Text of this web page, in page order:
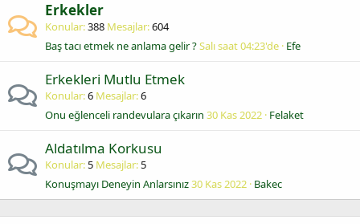
Erkekler
Konular 388 Mesajlar 604
Baş tacı etmek ne anlama gelir ?Salı saat 04:23'de Efe
Erkekleri Mutlu Etmek
Konular 6 Mesajlar 6
Onu eğlenceli randevulara çıkarın 30 Kas 2022 Felaket
Aldatılma Korkusu
Konular 5 Mesajlar 5
Konuşmayı Deneyin Anlarsınız30 Kas 2022 Bakec